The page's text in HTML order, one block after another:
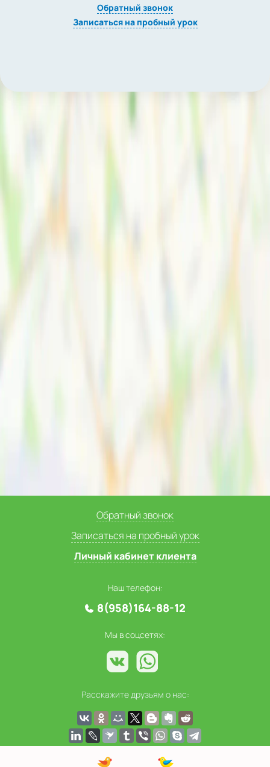
Обратный звонок
Записаться на пробный урок
Обратный звонок
Записаться на пробный урок
Личный кабинет клиента
Наш телефон:
8(958)164-88-12
Мы в соцсетях:
Расскажите друзьям о нас: